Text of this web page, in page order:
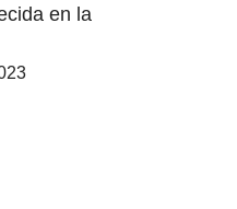
en la